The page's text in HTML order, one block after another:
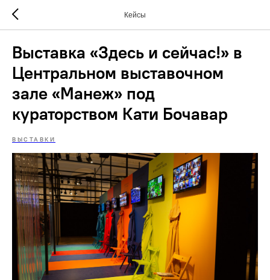
Кейсы
Выставка «Здесь и сейчас!» в
Центральном выставочном
зале «Манеж» под
кураторством Кати Бочавар
ВЫСТАВКИ